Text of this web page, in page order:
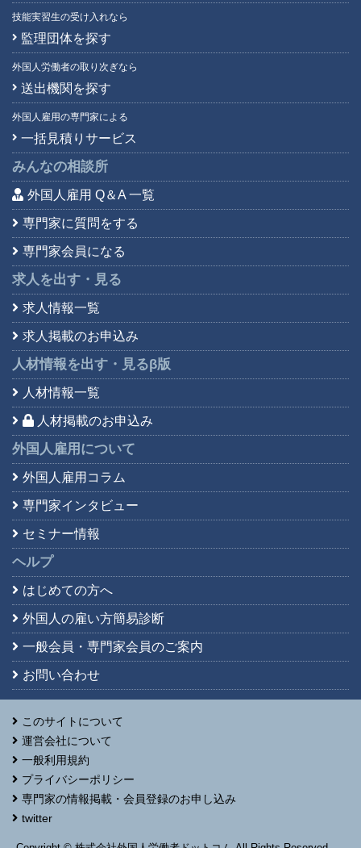
技能実習生の受け入れなら
監理団体を探す
外国人労働者の取り次ぎなら
送出機関を探す
外国人雇用の専門家による
一括見積りサービス
みんなの相談所
外国人雇用 Q＆A 一覧
専門家に質問をする
専門家会員になる
求人を出す・見る
求人情報一覧
求人掲載のお申込み
人材情報を出す・見るβ版
人材情報一覧
人材掲載のお申込み
外国人雇用について
外国人雇用コラム
専門家インタビュー
セミナー情報
ヘルプ
はじめての方へ
外国人の雇い方簡易診断
一般会員・専門家会員のご案内
お問い合わせ
このサイトについて
運営会社について
一般利用規約
プライバシーポリシー
専門家の情報掲載・会員登録のお申し込み
twitter